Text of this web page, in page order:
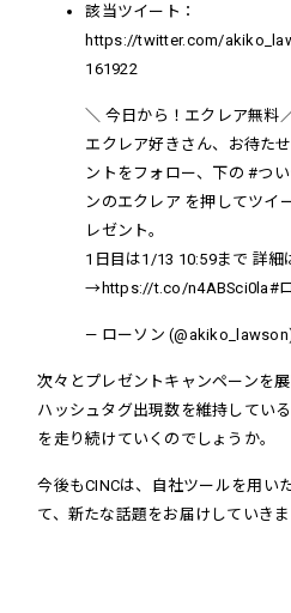
該当ツイート：
https://twitter.com/
161922
＼ 今日から！エクレア無料
エクレア好きさん、お待た
ントをフォロー、下の#つ
ンのエクレア を押してツイ
レゼント。
1日目は1/13 10:59まで 詳細
→ https://t.co/n4ABSci0la#
— ローソン
次々とプレゼントキャンペーンを
ハッシュタグ出現数を維持してい
を走り続けていくのでしょうか。
今後もCINCは、自社ツールを用い
て、新たな話題をお届けしていきま